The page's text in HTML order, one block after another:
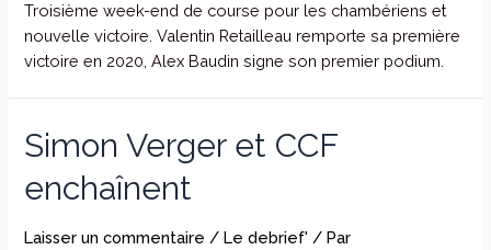
Troisième week-end de course pour les chambériens et
nouvelle victoire. Valentin Retailleau remporte sa première
victoire en 2020, Alex Baudin signe son premier podium.
Simon Verger et CCF
enchaînent
Laisser un commentaire /Le debrief' / Par